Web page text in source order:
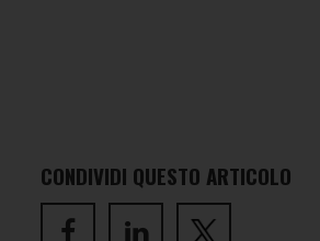
CONDIVIDI QUESTO ARTICOLO